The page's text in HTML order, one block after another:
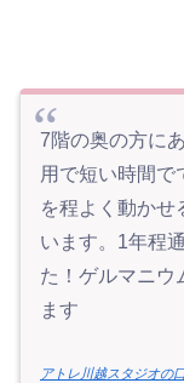
7階の奥の方に
用で短い時間で
を程よく動かせ
います。1年程
た！ゲルマニウ
ます
アトレ川越スタジオの